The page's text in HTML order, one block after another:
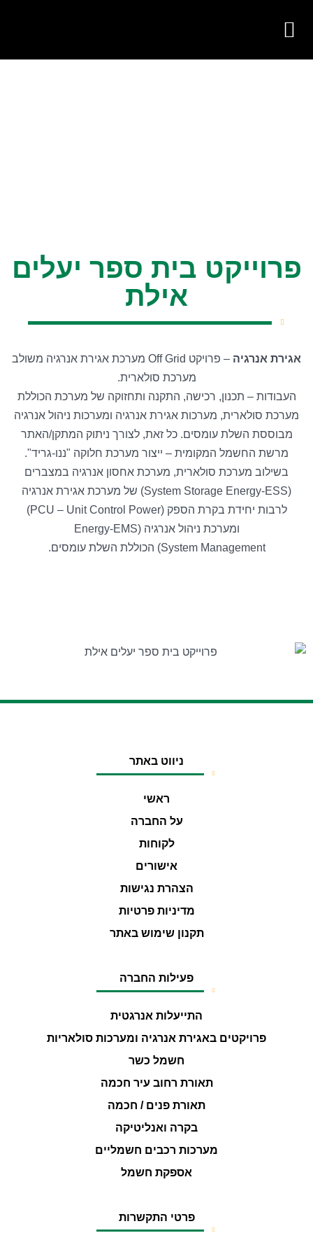
פרוייקט בית ספר יעלים
אילת
אגירת אנרגיה
– פרויקט Off Grid מערכת אגירת אנרגיה משולב
מערכת סולארית.
העבודות – תכנון, רכישה, התקנה ותחזוקה של מערכת הכוללת
מערכת סולארית, מערכות אגירת אנרגיה ומערכות ניהול אנרגיה
מבוססת השלת עומסים. כל זאת, לצורך ניתוק המתקן/האתר
מרשת החשמל המקומית – ייצור מערכת חלוקה "ננו-גריד".
בשילוב מערכת סולארית, מערכת אחסון אנרגיה במצברים
(System Storage Energy-ESS) של מערכת אגירת אנרגיה
לרבות יחידת בקרת הספק (PCU – Unit Control Power)
ומערכת ניהול אנרגיה (Energy-EMS
System Management) הכוללת השלת עומסים.
ניווט באתר
ראשי
על החברה
לקוחות
אישורים
הצהרת נגישות
מדיניות פרטיות
תקנון שימוש באתר
פעילות החברה
התייעלות אנרגטית
פרויקטים באגירת אנרגיה ומערכות סולאריות
חשמל כשר
תאורת רחוב עיר חכמה
תאורת פנים / חכמה
בקרה ואנליטיקה
מערכות רכבים חשמליים
אספקת חשמל
פרטי התקשרות